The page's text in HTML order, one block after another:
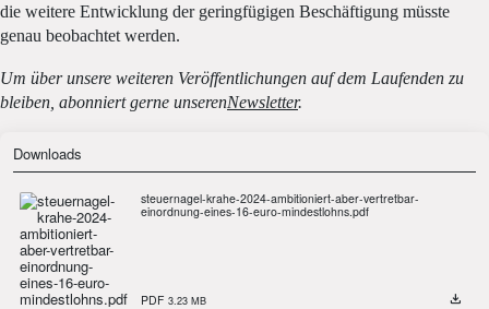
die weitere Entwicklung der geringfügigen Beschäftigung müsste
genau beobachtet werden.
Um über unsere weiteren Veröffentlichungen auf dem Laufenden zu
bleiben, abonniert gerne unserenNewsletter.
Downloads
steuernagel-krahe-2024-ambitioniert-aber-vertretbar-
einordnung-eines-16-euro-mindestlohns.pdf
PDF 3.23 MB